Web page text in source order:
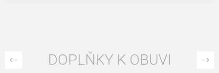
DOPLŇKY K OBUVI